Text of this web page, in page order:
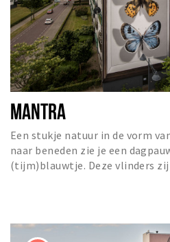
MANTRA
Een stukje natuur in de vorm
naar beneden zie je een
(tijm)blauwtje. Deze vlinders